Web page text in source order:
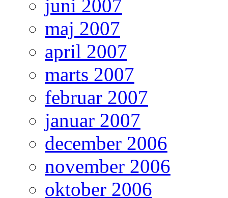
juni 2007
maj 2007
april 2007
marts 2007
februar 2007
januar 2007
december 2006
november 2006
oktober 2006